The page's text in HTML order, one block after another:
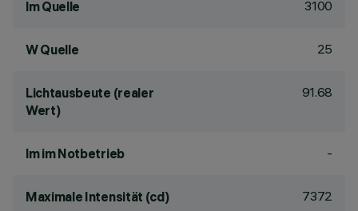
lm Quelle 3100
W Quelle 25
Lichtausbeute (realer
Wert)
91.68
lm im Notbetrieb -
Maximale Intensität (cd) 7372